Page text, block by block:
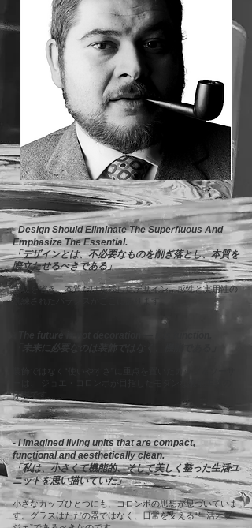
​ジョエ・コロンボによるARNO
GLASS（アルノグラス）は1963年、30年
代のイタリアの独裁政権下で、量産に不
向きな形状などを理由として一度は淘汰
されたスクエアカップを、コロンボが
「未来的な構造」として再構築したテー
ブルウエアです。変色しにくく、頑丈で
ありながら、高い透明度と美しい輝きを
放つクリスタルガラスを使用したARNO
GLASSは、北イタリアのガラス産業の中
心地であるフィデンツァ（FIDENZA
VETRARIA）工場で製造されていまし
た。
長い時を経て現代に蘇ったARNO GLASS
は現在のライフスタイルや使用環境に対
応するため、容量や細部ディテールを一
部調整し、より実用的に機能性をアップ
デートしながらも、オリジナルのフォル
ムや精神を尊重しています。
ア・フィレンツェで誕生したヴィンテー
ジ作品と同じ工程・同じ金型を使用し
て、すべて手作業であるハンドプレスで
丁寧に製作されています。
- Design Should Eliminate The Superfluous And
Emphasize The Essential.
「デザインとは、不必要なものを削ぎ落とし、本質を
際立たせるべきである 」
無駄を省き、本質だけを残したデザイン。感性と実用性の
「未来に必要なのは装飾ではなく、機能である」
体現です。
- I imagined living units that are compact,
functional and aesthetically clean.
「私は、小さくて機能的、そして美しく整った生活ユ
ニットを思い描いていた」
小さなカップひとつにも、コロンボの思想が息づいていま
す。グラスはただの器ではなく、日常を支える“生活オブ